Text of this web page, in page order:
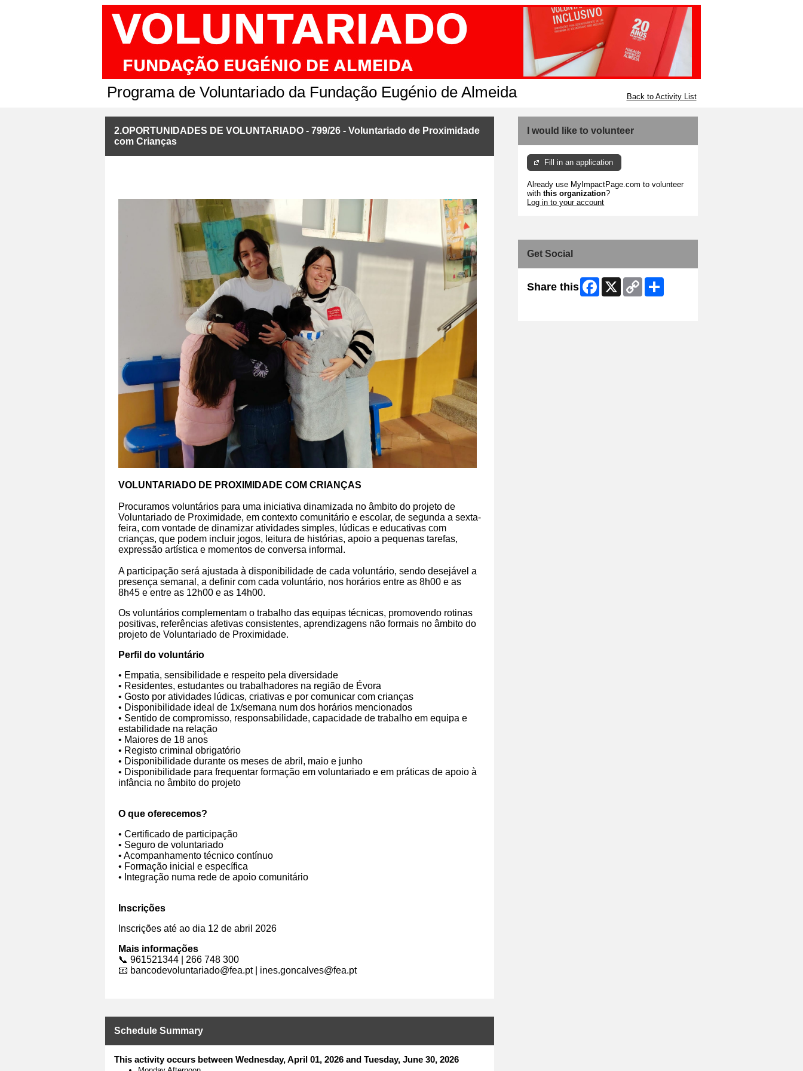
Programa de Voluntariado da Fundação Eugénio de Almeida Back to Activity List
2.OPORTUNIDADES DE VOLUNTARIADO - 799/26 - Voluntariado de Proximidade
com Crianças
VOLUNTARIADO DE PROXIMIDADE COM CRIANÇAS
Procuramos voluntários para uma iniciativa dinamizada no âmbito do projeto de
Voluntariado de Proximidade, em contexto comunitário e escolar, de segunda a sexta-
feira, com vontade de dinamizar atividades simples, lúdicas e educativas com
crianças, que podem incluir jogos, leitura de histórias, apoio a pequenas tarefas,
expressão artística e momentos de conversa informal.
A participação será ajustada à disponibilidade de cada voluntário, sendo desejável a
presença semanal, a definir com cada voluntário, nos horários entre as 8h00 e as
8h45 e entre as 12h00 e as 14h00.
Os voluntários complementam o trabalho das equipas técnicas, promovendo rotinas
positivas, referências afetivas consistentes, aprendizagens não formais no âmbito do
projeto de Voluntariado de Proximidade.
Perfil do voluntário
• Empatia, sensibilidade e respeito pela diversidade
• Residentes, estudantes ou trabalhadores na região de Évora
• Gosto por atividades lúdicas, criativas e por comunicar com crianças
• Disponibilidade ideal de 1x/semana num dos horários mencionados
• Sentido de compromisso, responsabilidade, capacidade de trabalho em equipa e
estabilidade na relação
• Maiores de 18 anos
• Registo criminal obrigatório
• Disponibilidade durante os meses de abril, maio e junho
• Disponibilidade para frequentar formação em voluntariado e em práticas de apoio à
infância no âmbito do projeto
O que oferecemos?
• Certificado de participação
• Seguro de voluntariado
• Acompanhamento técnico contínuo
• Formação inicial e específica
• Integração numa rede de apoio comunitário
Inscrições
Inscrições até ao dia 12 de abril 2026
Mais informações
📞 961521344 | 266 748 300
📧 bancodevoluntariado@fea.pt | ines.goncalves@fea.pt
Schedule Summary
This activity occurs between Wednesday, April 01, 2026 and Tuesday, June 30, 2026
I would like to volunteer
Fill in an application
Already use MyImpactPage.com to volunteer
withthis organization?
Log in to your account
Get Social
Share this Facebook
X
Copy
Link